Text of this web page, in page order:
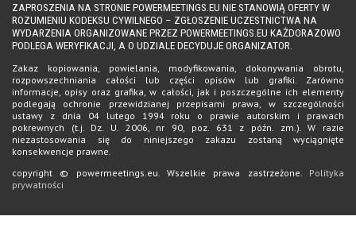
ZAPROSZENIA NA STRONIE POWERMEETINGS.EU NIE STANOWIĄ OFERTY W
ROZUMIENIU KODEKSU CYWILNEGO – ZGŁOSZENIE UCZESTNICTWA NA
WYDARZENIA ORGANIZOWANE PRZEZ POWERMEETINGS.EU KAŻDORAZOWO
PODLEGA WERYFIKACJI, A O UDZIALE DECYDUJE ORGANIZATOR.
Zakaz kopiowania, powielania, modyfikowania, dokonywania obrotu,
rozpowszechniania całości lub części opisów lub grafiki. Zarówno
informacje, opisy oraz grafika, w całości, jak i poszczególne ich elementy
podlegają ochronie przewidzianej przepisami prawa, w szczególności
ustawy z dnia 04 lutego 1994 roku o prawie autorskim i prawach
pokrewnych (t.j. Dz. U. 2006, nr 90, poz. 631 z późn. zm.). W razie
niezastosowania się do niniejszego zakazu zostaną wyciągnięte
konsekwencje prawne.
copyright © powermeetings.eu. Wszelkie prawa zastrzeżone. Polityka
prywatności